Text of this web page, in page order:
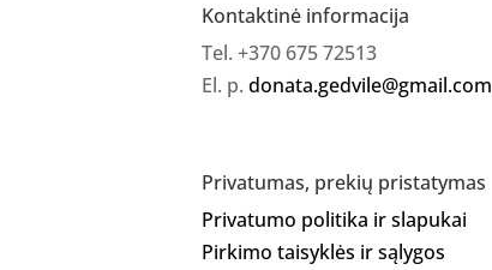
Kontaktinė informacija
Tel. +370 675 72513
El. p. donata.gedvile@gmail.com
Privatumas, prekių pristatymas
Privatumo politika ir slapukai
Pirkimo taisyklės ir sąlygos